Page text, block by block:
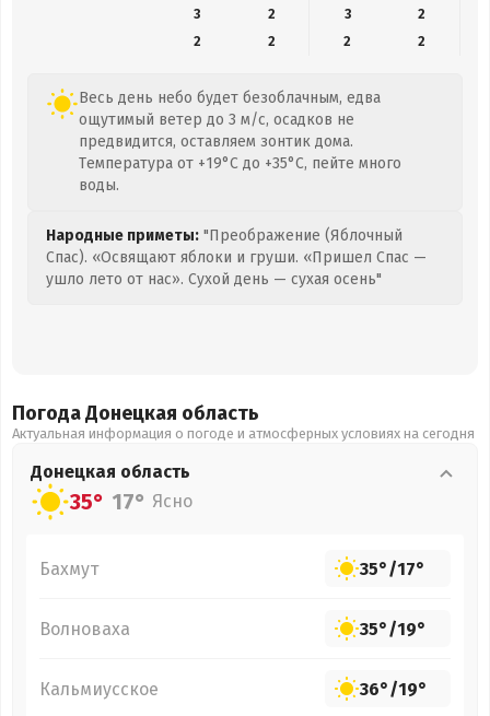
3
2 3
2
2
2 2 2
Весь день небо будет безоблачным, едва
ощутимый ветер до 3 м/с, осадков не
предвидится, оставляем зонтик дома.
Температура от +19°C до +35°C, пейте много
воды.
Народные приметы: "Преображение (Яблочный
Спас). «Освящают яблоки и груши. «Пришел Спас —
ушло лето от нас». Сухой день — сухая осень"
Погода Донецкая область
Актуальная информация о погоде и атмосферных условиях на сегодня
Донецкая область
35° 17° Ясно
Бахмут 35°/17°
Волноваха 35°/19°
Кальмиусское 36°/19°